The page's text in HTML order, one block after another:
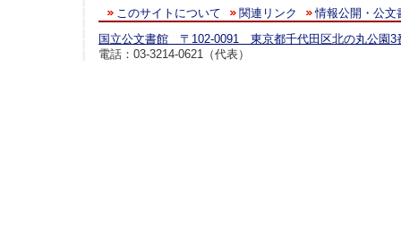
このサイトについて 関連リンク
情報公開・公文
国立公文書館 〒102-0091 東京都千代田区北の丸公園3
電話：03-3214-0621（代表）